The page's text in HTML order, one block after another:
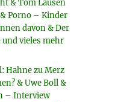
& Tom Lausen
Porno – Kinder
davon & Der
vieles mehr
Hahne zu Merz
& Uwe Boll &
– Interview